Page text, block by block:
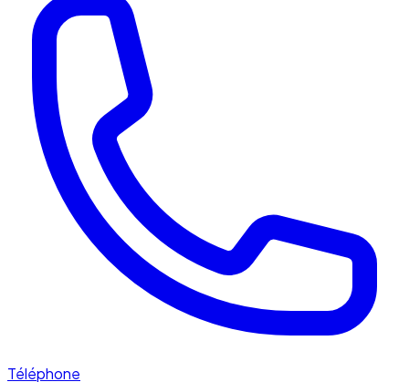
Téléphone